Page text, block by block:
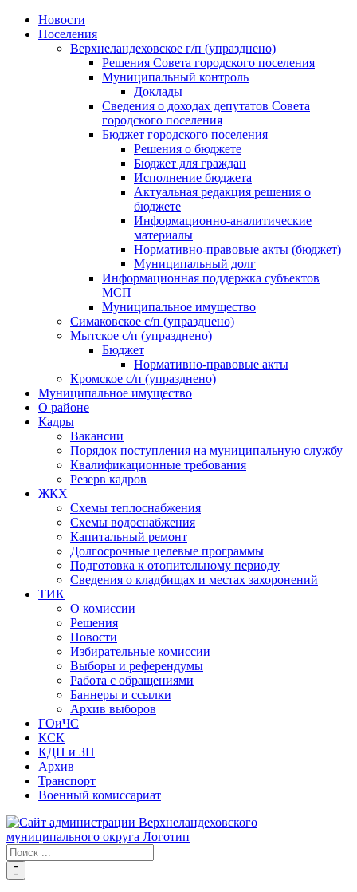
Skip
Новости
Поселения
Верхнеландеховское г/п (упразднено)
Решения Совета городского поселения
Муниципальный контроль
Доклады
Сведения о доходах депутатов Совета
городского поселения
Бюджет городского поселения
Решения о бюджете
Бюджет для граждан
Исполнение бюджета
Актуальная редакция решения о
бюджете
Информационно-аналитические
материалы
Нормативно-правовые акты (бюджет)
Муниципальный долг
Информационная поддержка субъектов
МСП
Муниципальное имущество
Симаковское с/п (упразднено)
Мытское с/п (упразднено)
Бюджет
Нормативно-правовые акты
Кромское с/п (упразднено)
Муниципальное имущество
О районе
Кадры
Вакансии
Порядок поступления на муниципальную службу
Квалификационные требования
Резерв кадров
ЖКХ
Схемы теплоснабжения
Схемы водоснабжения
Капитальный ремонт
Долгосрочные целевые программы
Подготовка к отопительному периоду
Сведения о кладбищах и местах захоронений
ТИК
О комиссии
Решения
Новости
Избирательные комиссии
Выборы и референдумы
Работа с обращениями
Баннеры и ссылки
Архив выборов
ГОиЧС
КСК
КДН и ЗП
Архив
Транспорт
Военный комиссариат
Результат
поиска: